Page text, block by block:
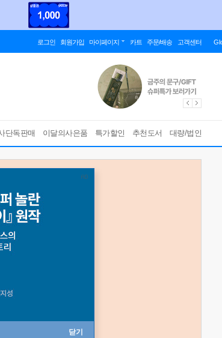
로그인 회원가입 마이페이지 카트 주문/배송 고객센터
단독판매 이달의사은품 특가할인 추천도서 대량/법인
닫기